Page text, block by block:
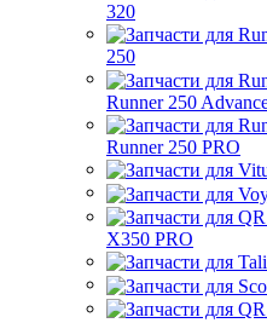
320
250
Runner 250
Runner 250 PRO
X350 PRO